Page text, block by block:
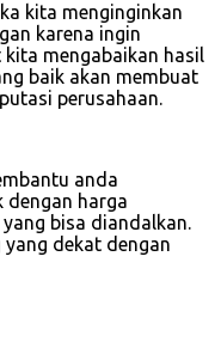
kita menginginkan
karena ingin
kita mengabaikan hasil
baik akan membuat
perusahaan.
anda
dengan harga
bisa diandalkan.
dekat dengan